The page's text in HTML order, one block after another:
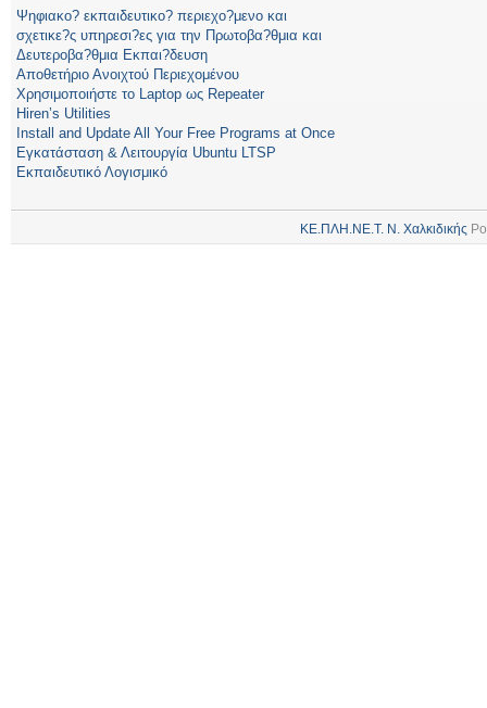
Ψηφιακο? εκπαιδευτικο? περιεχο?μενο και
σχετικε?ς υπηρεσι?ες για την Πρωτοβα?θμια και
Δευτεροβα?θμια Εκπαι?δευση
Αποθετήριο Ανοιχτού Περιεχομένου
Χρησιμοποιήστε το Laptop ως Repeater
Hiren’s Utilities
Install and Update All Your Free Programs at Once
Εγκατάσταση & Λειτουργία Ubuntu LTSP
Εκπαιδευτικό Λογισμικό
ΚΕ.ΠΛΗ.ΝΕ.Τ. Ν. Χαλκιδικής